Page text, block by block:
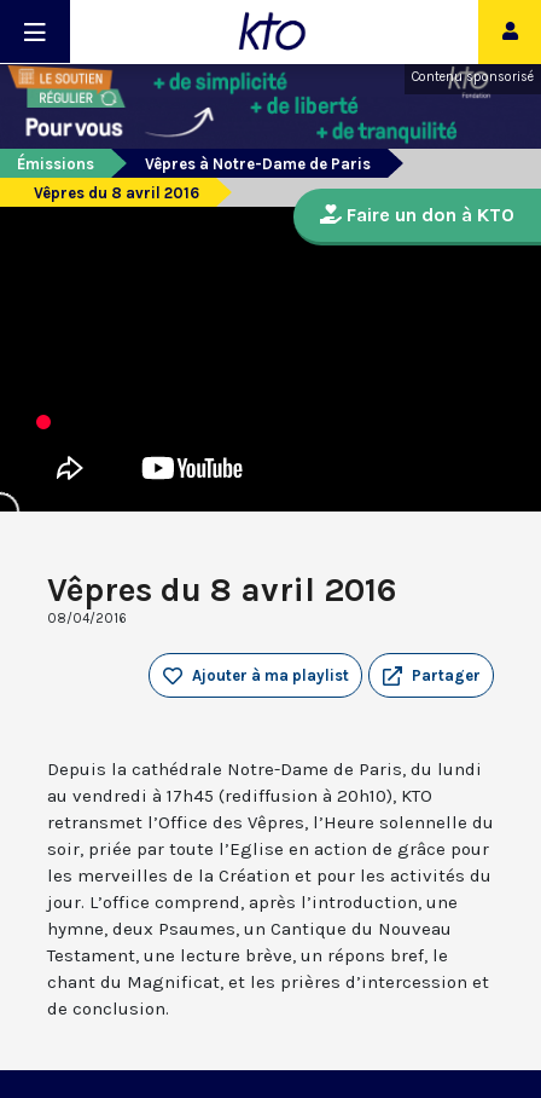
Contenu sponsorisé
Émissions
Vêpres à Notre-Dame de Paris
Vêpres du 8 avril 2016
Vêpres du 8 avril 2016
08/04/2016
Partager
Ajouter à ma playlist
Depuis la cathédrale Notre-Dame de Paris, du lundi
au vendredi à 17h45 (rediffusion à 20h10), KTO
retransmet l’Office des Vêpres, l’Heure solennelle du
soir, priée par toute l’Eglise en action de grâce pour
les merveilles de la Création et pour les activités du
jour. L’office comprend, après l’introduction, une
hymne, deux Psaumes, un Cantique du Nouveau
Testament, une lecture brève, un répons bref, le
chant du Magnificat, et les prières d’intercession et
de conclusion.
Faire un don à KTO